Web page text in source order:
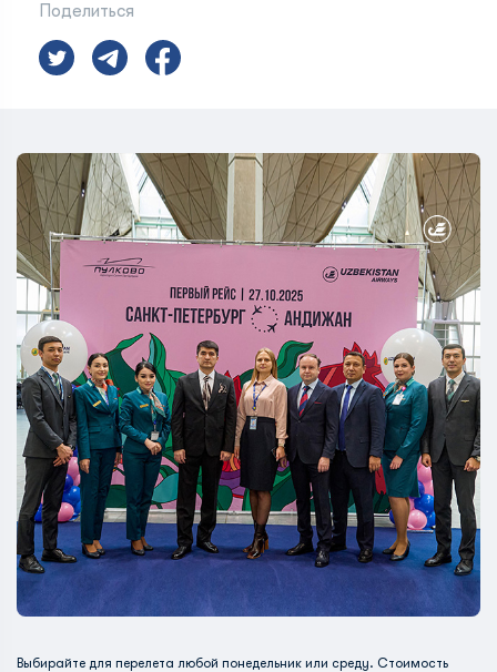
Поделиться
Выбирайте для перелета любой понедельник или среду. Стоимость